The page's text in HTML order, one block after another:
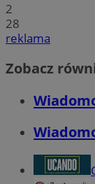
2
28
reklama
Zobacz